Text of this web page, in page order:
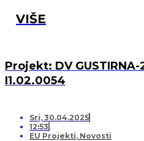
VIŠE
Projekt: DV GUSTIRNA-
I1.02.0054
Sri, 30.04.2025
12:53
EU Projekti, Novosti